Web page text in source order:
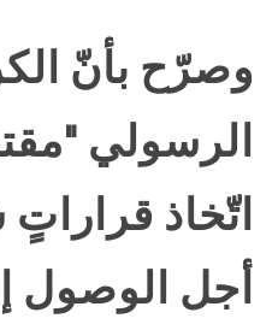
وصرّح بأنّ
الرسولي
اتّخاذ
أجل الوصول